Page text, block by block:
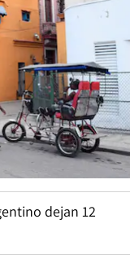
dejan 12